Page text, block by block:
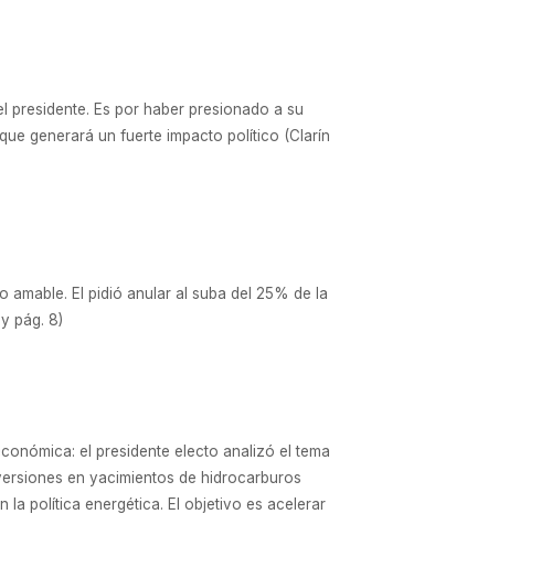
Es por haber presionado a su
generará un fuerte impacto político (Clarín
El pidió anular al suba del 25% de la
pág. 8)
el presidente electo analizó el tema
en yacimientos de hidrocarburos
la política energética. El objetivo es acelerar